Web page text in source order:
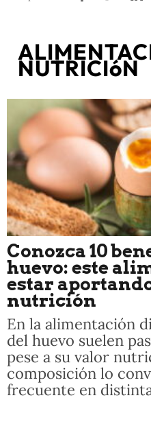
NUTRICIóN
Conozca 10
huevo: este
estar
nutrición
En la alimentación
del huevo suelen
pese a su valor
composición lo
frecuente en